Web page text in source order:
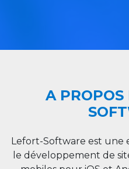
A PROPOS
Lefort-Software est une
le développement de